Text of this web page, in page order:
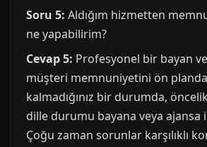
Soru 5: Aldığım hizmetten
ne yapabilirim?
Cevap 5: Profesyonel bir bayan
müşteri memnuniyetini ön
kalmadığınız bir durumda,
dille durumu bayana veya ajansa
Çoğu zaman sorunlar karşılıklı